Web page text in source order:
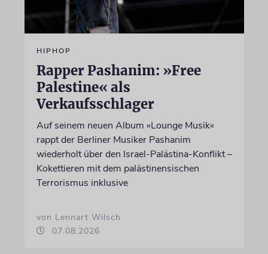
HIPHOP
Rapper Pashanim: »Free
Palestine« als
Verkaufsschlager
Auf seinem neuen Album »Lounge Musik«
rappt der Berliner Musiker Pashanim
wiederholt über den Israel-Palästina-Konflikt –
Kokettieren mit dem palästinensischen
Terrorismus inklusive
von Lennart Wilsch
07.08.2026